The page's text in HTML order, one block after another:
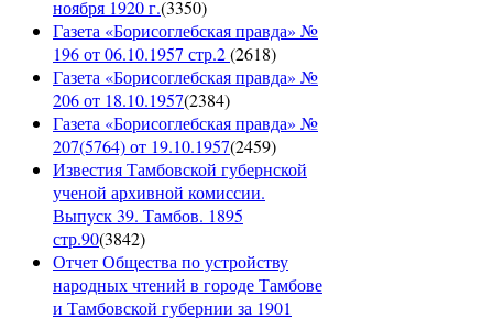
ноября 1920 г.(3350)
Газета «Борисоглебская правда» №
196 от 06.10.1957 стр.2(2618)
Газета «Борисоглебская правда» №
206 от 18.10.1957(2384)
Газета «Борисоглебская правда» №
207(5764) от 19.10.1957(2459)
Известия Тамбовской губернской
ученой архивной комиссии.
Выпуск 39. Тамбов. 1895
стр.90(3842)
Отчет Общества по устройству
народных чтений в городе Тамбове
и Тамбовской губернии за 1901